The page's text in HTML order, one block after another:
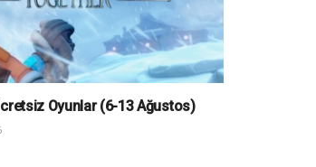
Oyunlar (6-13 Ağustos)